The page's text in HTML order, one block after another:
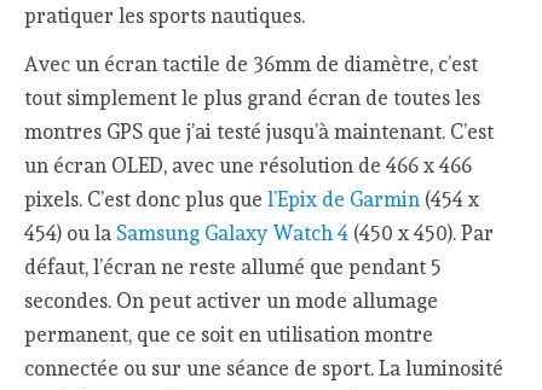
pratiquer les sports nautiques.
Avec un écran tactile de 36mm de diamètre, c’est
tout simplement le plus grand écran de toutes les
montres GPS que j’ai testé jusqu’à maintenant. C’est
un écran OLED, avec une résolution de 466 x 466
pixels. C’est donc plus quel’Epix de Garmin (454 x
454) ou la Samsung Galaxy Watch 4 (450 x 450). Par
défaut, l’écran ne reste allumé que pendant 5
secondes. On peut activer un mode allumage
permanent, que ce soit en utilisation montre
connectée ou sur une séance de sport. La luminosité